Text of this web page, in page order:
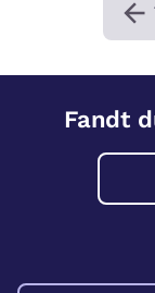
Fandt